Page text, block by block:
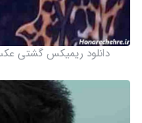
دانلود ریمیکس گشتی